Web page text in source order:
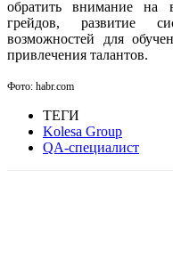
обратить внимание на
грейдов, развитие
возможностей для
привлечения талантов.
Фото: habr.com
ТЕГИ
Kolesa Group
QA-специалист